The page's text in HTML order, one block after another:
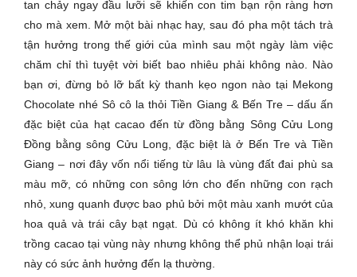
tan chảy ngay đầu lưỡi sẽ khiến con tim bạn rộn ràng hơn
cho mà xem. Mở một bài nhạc hay, sau đó pha một tách trà
tận hưởng trong thế giới của mình sau một ngày làm việc
chăm chỉ thì tuyệt vời biết bao nhiêu phải không nào. Nào
bạn ơi, đừng bỏ lỡ bất kỳ thanh kẹo ngon nào tại Mekong
Chocolate nhé Sô cô la thỏi Tiền Giang & Bến Tre – dấu ấn
đặc biệt của hạt cacao đến từ đồng bằng Sông Cửu Long
Đồng bằng sông Cửu Long, đặc biệt là ở Bến Tre và Tiền
Giang – nơi đây vốn nổi tiếng từ lâu là vùng đất đai phù sa
màu mỡ, có những con sông lớn cho đến những con rạch
nhỏ, xung quanh được bao phủ bởi một màu xanh mướt của
hoa quả và trái cây bạt ngạt. Dù có không ít khó khăn khi
trồng cacao tại vùng này nhưng không thể phủ nhận loại trái
này có sức ảnh hưởng đến lạ thường.